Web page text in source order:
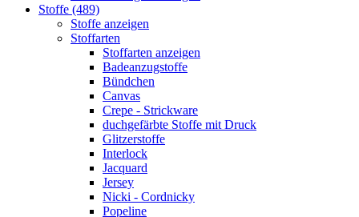
Stoffe (489)
Stoffe anzeigen
Stoffarten
Stoffarten anzeigen
Badeanzugstoffe
Bündchen
Canvas
Crepe - Strickware
duchgefärbte Stoffe mit Druck
Glitzerstoffe
Interlock
Jacquard
Jersey
Nicki - Cordnicky
Popeline